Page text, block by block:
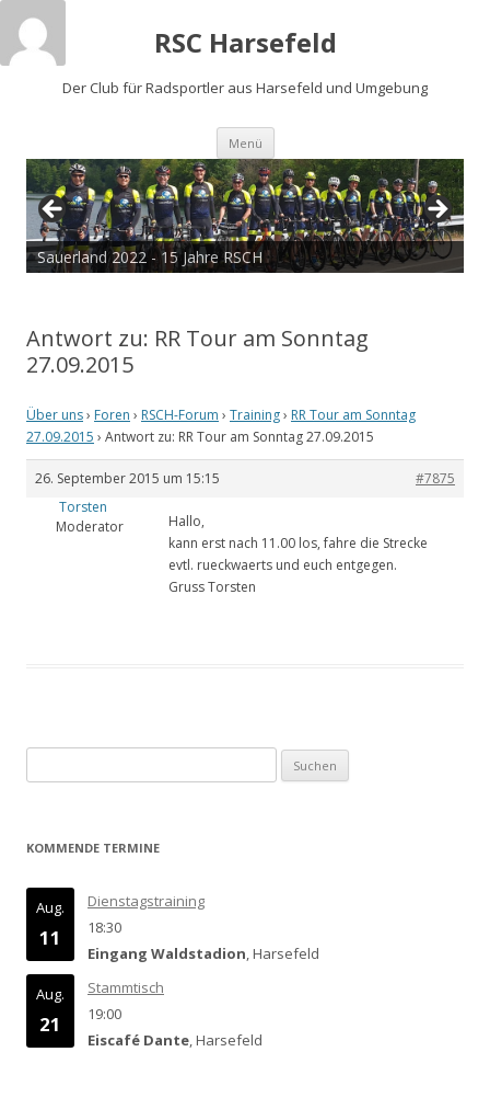
RSC Harsefeld
Der Club für Radsportler aus Harsefeld und Umgebung
Menü Zum
springen
Sauerland 2022 - 15 Jahre RSCH
Antwort zu: RR Tour am Sonntag
27.09.2015
Über uns› Foren › RSCH-Forum › Training› RR Tour am Sonntag
27.09.2015 › Antwort zu: RR Tour am Sonntag 27.09.2015
26. September 2015 um 15:15
#7875
Torsten
Moderator
Hallo,
kann erst nach 11.00 los, fahre die Strecke
evtl. rueckwaerts und euch entgegen.
Gruss Torsten
nach:
KOMMENDE TERMINE
Aug.
11
Dienstagstraining
18:30
Eingang Waldstadion, Harsefeld
Aug.
21
Stammtisch
19:00
Eiscafé Dante, Harsefeld